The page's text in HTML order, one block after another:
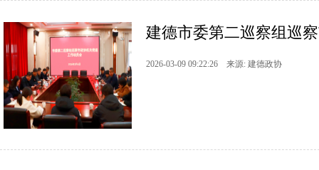
建德市委第二巡察组巡
2026-03-09 09:22:26 来源: 建德政协